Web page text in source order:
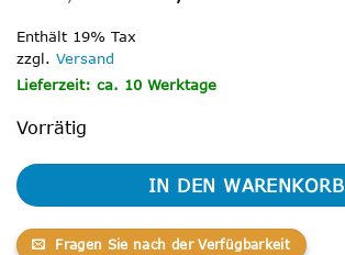
3.799,00 €
Enthält 19% Tax
zzgl. Versand
Lieferzeit: ca. 10 Werktage
Vorrätig
IN DEN WARENKORB
Fragen Sie nach der Verfügbarkeit